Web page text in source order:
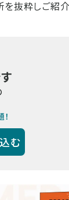
抜粋しご紹介
む